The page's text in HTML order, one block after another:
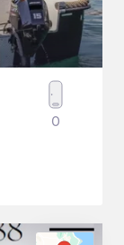
0